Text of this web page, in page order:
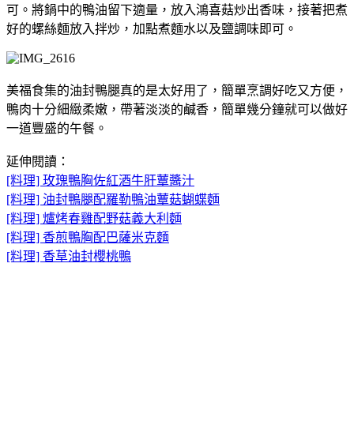
可。將鍋中的鴨油留下適量，放入鴻喜菇炒出香味，接著把煮
好的螺絲麵放入拌炒，加點煮麵水以及鹽調味即可。
美福食集的油封鴨腿真的是太好用了，簡單烹調好吃又方便，
鴨肉十分細緻柔嫩，帶著淡淡的鹹香，簡單幾分鐘就可以做好
一道豐盛的午餐。
延伸閱讀：
[料理] 玫瑰鴨胸佐紅酒牛肝蕈醬汁
[料理] 油封鴨腿配羅勒鴨油蕈菇蝴蝶麵
[料理] 爐烤春雞配野菇義大利麵
[料理] 香煎鴨胸配巴薩米克麵
[料理] 香草油封櫻桃鴨